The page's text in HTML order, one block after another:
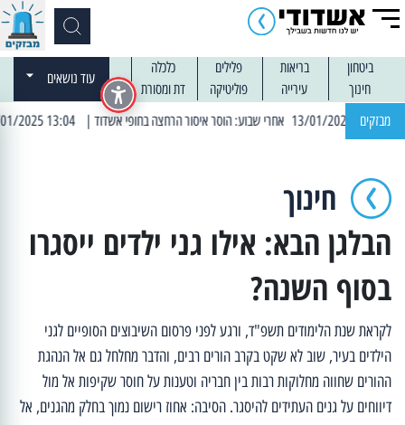
ביטחון בריאות פלילים
כלכלה
חינוך
עירייה פוליטיקה דת ומסורת
עוד נושאים
מבזקים | 13:04 14/01/2025 עובדים בלילות: עבודות קרצוף וריבוד אספלט
חינוך
הבלגן הבא: אילו גני ילדים ייסגרו
בסוף השנה?
לקראת שנת הלימודים תשפ"ד, ורגע לפני פרסום השיבוצים הסופיים לגני
הילדים בעיר, שוב לא שקט בקרב הורים רבים, והדבר מחלחל גם אל הנהגת
ההורים שחווה מחלוקות רבות בין חבריה וטענות על חוסר שקיפות אל מול
דיווחים על גנים העתידים להיסגר. הסיבה: אחוז רישום נמוך בחלק מהגנים, אל